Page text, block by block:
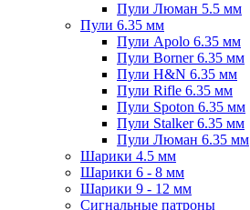
Пули Люман 5.5 мм
Пули 6.35 мм
Пули Apolo 6.35 мм
Пули Borner 6.35 мм
Пули H&N 6.35 мм
Пули Rifle 6.35 мм
Пули Spoton 6.35 мм
Пули Stalker 6.35 мм
Пули Люман 6.35 мм
Шарики 4.5 мм
Шарики 6 - 8 мм
Шарики 9 - 12 мм
Сигнальные патроны